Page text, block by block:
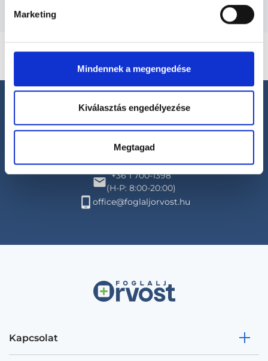
Marketing
Mindennek a megengedése
Kiválasztás engedélyezése
Megtagad
Segíthetünk?
+36 1 700-1398
(H-P: 8:00-20:00)
office@foglaljorvost.hu
Kapcsolat